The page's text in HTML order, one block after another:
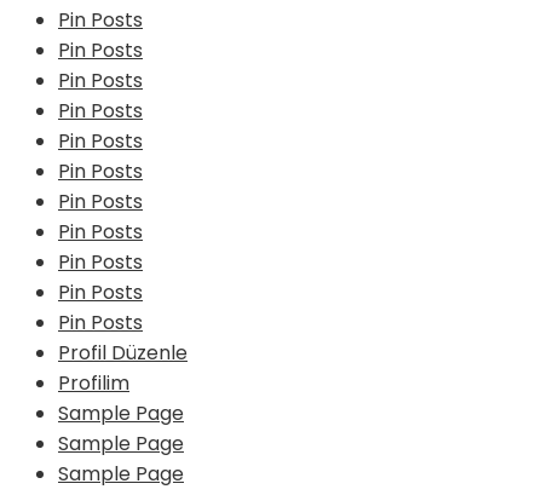
Pin Posts
Pin Posts
Pin Posts
Pin Posts
Pin Posts
Pin Posts
Pin Posts
Pin Posts
Pin Posts
Pin Posts
Pin Posts
Profil Düzenle
Profilim
Sample Page
Sample Page
Sample Page